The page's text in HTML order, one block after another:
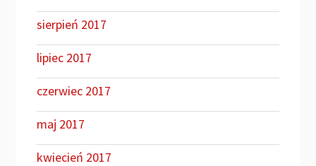
sierpień 2017
lipiec 2017
czerwiec 2017
maj 2017
kwiecień 2017